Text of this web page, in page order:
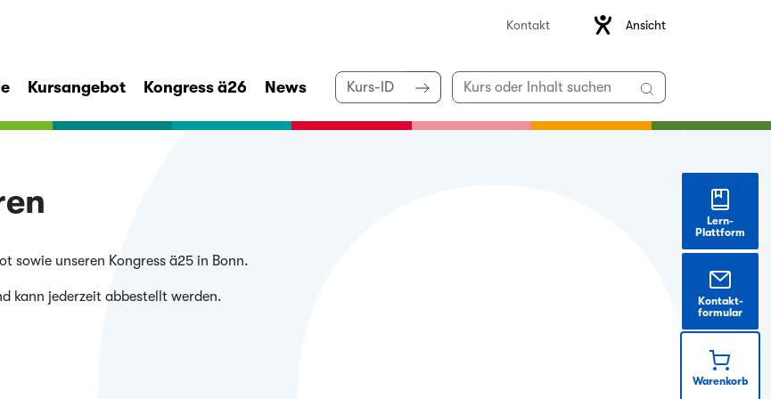
Kontakt Ansicht
Kursangebot Kongress ä26 News
Lern-
Plattform
Kontakt-
formular
Warenkorb
sowie unseren Kongress ä25 in Bonn.
kann jederzeit abbestellt werden.